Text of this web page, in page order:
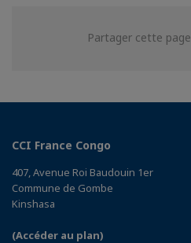
Partager cette page
CCI France Congo
407, Avenue Roi Baudouin 1er
Commune de Gombe
Kinshasa
(Accéder au plan)